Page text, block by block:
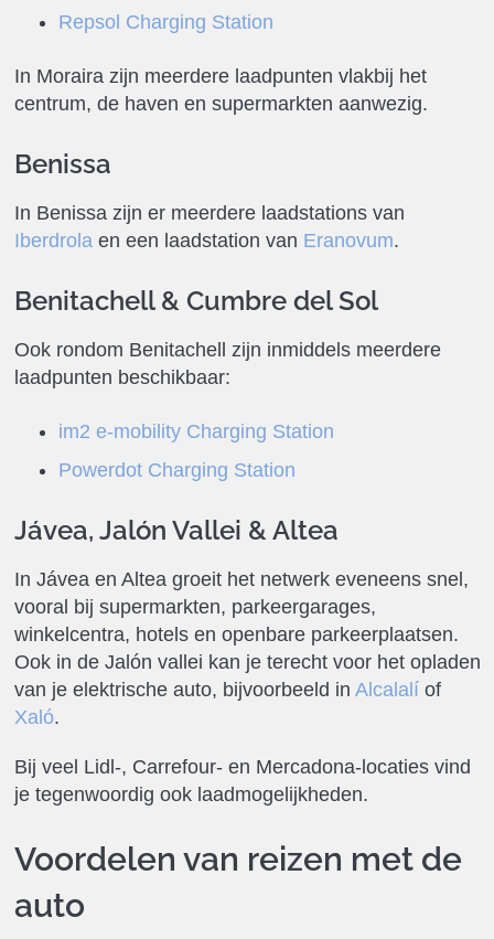
Repsol Charging Station
In Moraira zijn meerdere laadpunten vlakbij het
centrum, de haven en supermarkten aanwezig.
Benissa
In Benissa zijn er meerdere laadstations van
Iberdrolaen een laadstation van Eranovum.
Benitachell & Cumbre del Sol
Ook rondom Benitachell zijn inmiddels meerdere
laadpunten beschikbaar:
im2 e-mobility Charging Station
Powerdot Charging Station
Jávea, Jalón Vallei & Altea
In Jávea en Altea groeit het netwerk eveneens snel,
vooral bij supermarkten, parkeergarages,
winkelcentra, hotels en openbare parkeerplaatsen.
Ook in de Jalón vallei kan je terecht voor het opladen
van je elektrische auto, bijvoorbeeld in Alcalalí of
Xaló.
Bij veel Lidl-, Carrefour- en Mercadona-locaties vind
je tegenwoordig ook laadmogelijkheden.
Voordelen van reizen met de
auto